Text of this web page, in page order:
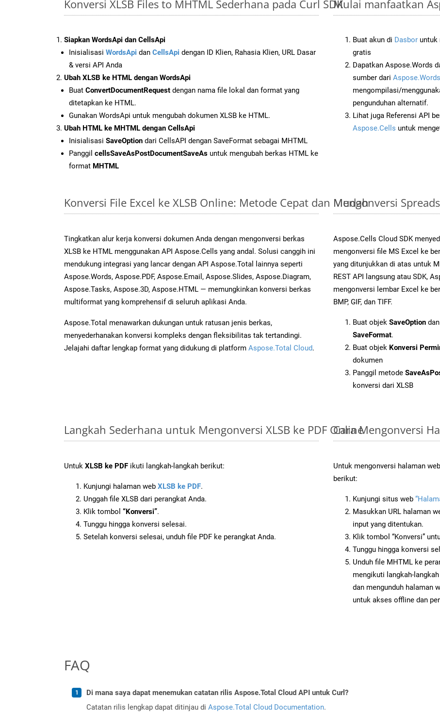
Konversi XLSB Files to MHTML Sederhana pada Curl SDK
Siapkan WordsApi dan CellsApi
Inisialisasi WordsApi dan CellsApi dengan ID Klien, Rahasia Klien, URL Dasar
& versi API Anda
Ubah XLSB ke HTML dengan WordsApi
Buat ConvertDocumentRequest dengan nama file lokal dan format yang
ditetapkan ke HTML.
Gunakan WordsApi untuk mengubah dokumen XLSB ke HTML.
Ubah HTML ke MHTML dengan CellsApi
Inisialisasi SaveOption dari CellsAPI dengan SaveFormat sebagai MHTML
Panggil cellsSaveAsPostDocumentSaveAs untuk mengubah berkas HTML ke
format MHTML
Mulai manfaatkan
Buat akun di Dasbor untuk
gratis
Dapatkan Aspose.Words
sumber dari
mengompilasi/
pengunduhan alternatif.
Lihat juga Referensi API
Aspose.Cells untuk
Konversi File Excel ke XLSB Online: Metode Cepat dan Mudah
Tingkatkan alur kerja konversi dokumen Anda dengan mengonversi berkas
XLSB ke HTML menggunakan API Aspose.Cells yang andal. Solusi canggih ini
mendukung integrasi yang lancar dengan API Aspose.Total lainnya seperti
Aspose.Words, Aspose.PDF, Aspose.Email, Aspose.Slides, Aspose.Diagram,
Aspose.Tasks, Aspose.3D, Aspose.HTML — memungkinkan konversi berkas
multiformat yang komprehensif di seluruh aplikasi Anda.
Aspose.Total menawarkan dukungan untuk ratusan jenis berkas,
menyederhanakan konversi kompleks dengan fleksibilitas tak tertandingi.
Jelajahi daftar lengkap format yang didukung di platform Aspose.Total Cloud.
Mengonversi
Aspose.Cells Cloud SDK
mengonversi file MS Excel ke
yang ditunjukkan di atas untuk
REST API langsung atau SDK,
mengonversi lembar Excel ke
BMP, GIF, dan TIFF.
Buat objek SaveOption
SaveFormat.
Buat objek Konversi
dokumen
Panggil metode
konversi dari XLSB
Langkah Sederhana untuk Mengonversi XLSB ke PDF Online
Untuk XLSB ke PDF ikuti langkah-langkah berikut:
Kunjungi halaman web XLSB ke PDF.
Unggah file XLSB dari perangkat Anda.
Klik tombol “Konversi”.
Tunggu hingga konversi selesai.
Setelah konversi selesai, unduh file PDF ke perangkat Anda.
Cara Mengonversi
Untuk mengonversi halaman
berikut:
Kunjungi situs web
Masukkan URL halaman
input yang ditentukan.
Klik tombol “Konversi”
Tunggu hingga konversi
Unduh file MHTML ke
mengikuti langkah-
dan mengunduh halaman
untuk akses offline dan
FAQ
Di mana saya dapat menemukan catatan rilis Aspose.Total Cloud API untuk Curl?
Catatan rilis lengkap dapat ditinjau di Aspose.Total Cloud Documentation.